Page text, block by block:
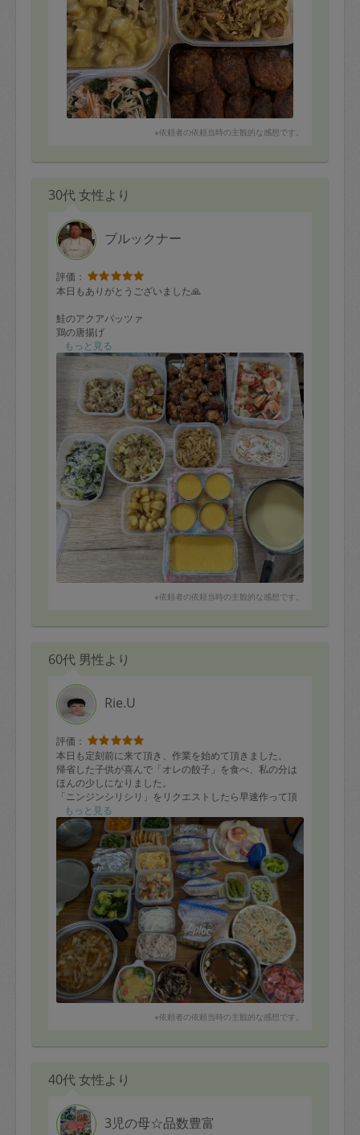
※依頼者の依頼当時の主観的な感想です。
30代 女性より
ブルックナー
評価：
本日もありがとうございました🙏
鮭のアクアパッツァ
鶏の唐揚げ
大根サラダ
アップルジンジャーポーク
ジャーマンポテト
などなど、
デザート2品含め
計11品作っていただきました。
どれも美味しく頂いてます😊
また再来週もよろしくお願いいたします🙇‍♀️
もっと見る
※依頼者の依頼当時の主観的な感想です。
60代 男性より
Rie.U
評価：
本日も定刻前に来て頂き、作業を始めて頂きました。
帰省した子供が喜んで「オレの餃子」を食べ、私の分は
ほんの少しになりました。
「ニンジンシリシリ」をリクエストしたら早速作って頂
きました。
本日も多くの品数をありがとうございました。
大切に、子供も増えたので、いつもより早めに頂きま
す。
もっと見る
※依頼者の依頼当時の主観的な感想です。
40代 女性より
3児の母☆品数豊富